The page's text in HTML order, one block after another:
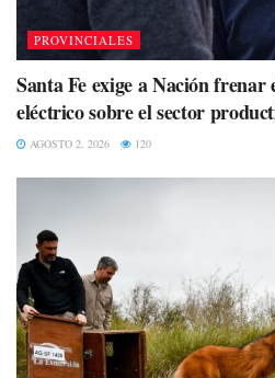
PROVINCIALES
Santa Fe exige a Nación
eléctrico sobre el sector
AGOSTO 2, 2026 120